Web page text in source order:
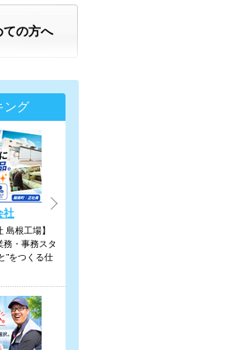
ての方へ
ング
社
島根工場】
務・事務スタ
”をつくる仕